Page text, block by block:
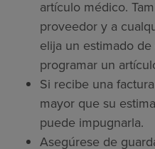
artículo médico.
proveedor y a
elija un estimado
programar un
Si recibe una
mayor que su
puede impugnarla.
Asegúrese de